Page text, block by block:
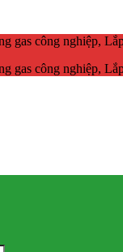
gas công nghiệp,
gas công nghiệp,